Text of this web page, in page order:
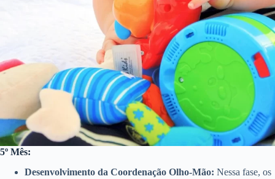
5º Mês:
Desenvolvimento da Coordenação Olho-Mão: Nessa fase, os